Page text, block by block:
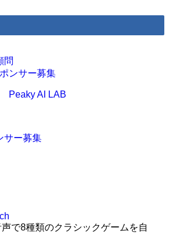
問
ンサー募集
Peaky AI LAB
サー募集
で8種類のクラシックゲームを自